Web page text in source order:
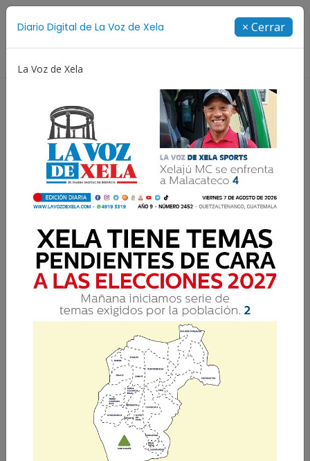
Diario Digital de La Voz de Xela × Cerrar
La Voz de Xela
Resultados para: Pradera Xela
DAVID BATZ ILUMINARÁ LA PLAZA PRADERA XELA
CON SU SAXOFÓN EN EL SHOW NAVIDEÑO
Este domingo 10 de diciembre, el esperado Show
Navideño de La Voz de la Navidad promete llenar de
magia y alegría la Plaza Pradera Xela. Entre los